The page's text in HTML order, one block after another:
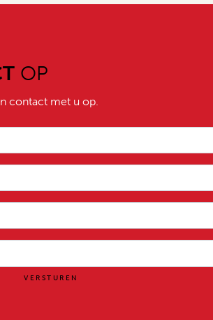
OP
contact met u op.